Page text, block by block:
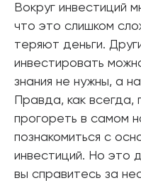
Вокруг инвестиций
что это слишком
теряют деньги.
инвестировать
знания не нужны, а
Правда, как
прогореть в самом
познакомиться с
инвестиций. Но это
вы справитесь за